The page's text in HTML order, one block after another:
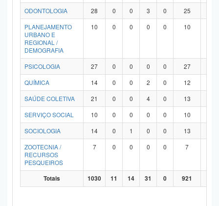
ODONTOLOGIA
28 0 0 3 0 25
PLANEJAMENTO
URBANO E
REGIONAL /
DEMOGRAFIA
10 0 0 0 0 10
PSICOLOGIA 27 0 0 0 0 27
QUÍMICA
14 0 0 2 0 12
SAÚDE COLETIVA
21 0 0 4 0 13
SERVIÇO SOCIAL
10 0 0 0 0 10
SOCIOLOGIA
14 0 1 0 0 13
ZOOTECNIA /
RECURSOS
PESQUEIROS
7 0 0 0 0 7
Totais 1030 11 14 31 0 921